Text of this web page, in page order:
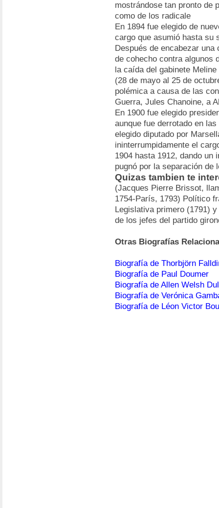
mostrándose tan pronto de
como de los radicale
En 1894 fue elegido de
cargo que asumió hasta su
Después de encabezar
de cohecho contra algunos
la caída del gabinete
(28 de mayo al 25 de
polémica a causa de las
Guerra, Jules Chanoine, a
En 1900 fue elegido
aunque fue derrotado en
elegido diputado por
ininterrumpidamente el
1904 hasta 1912, dando un
pugnó por la separación de
Quizas tambien te
(Jacques Pierre Brissot,
1754-París, 1793) Político
Legislativa primero (1791)
de los jefes del partido
Otras Biografías
Biografía de Thorbjörn
Biografía de Paul Doumer
Biografía de Allen Welsh
Biografía de Verónica
Biografía de Léon Victor